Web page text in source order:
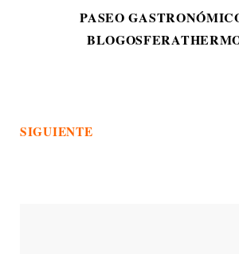
PASEO
SIGUIENTE